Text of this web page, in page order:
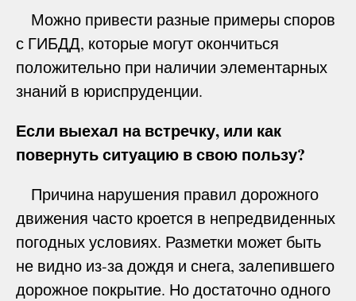
Можно привести разные примеры споров
с ГИБДД, которые могут окончиться
положительно при наличии элементарных
знаний в юриспруденции.
Если выехал на встречку, или как
повернуть ситуацию в свою пользу?
Причина нарушения правил дорожного
движения часто кроется в непредвиденных
погодных условиях. Разметки может быть
не видно из-за дождя и снега, залепившего
дорожное покрытие. Но достаточно одного